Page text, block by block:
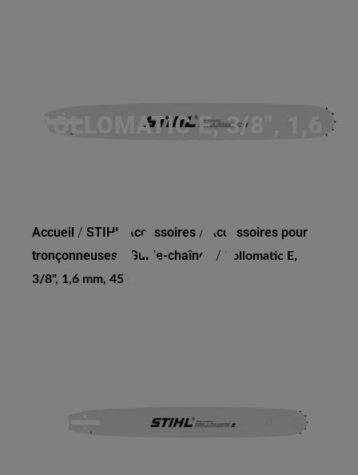
ROLLOMATIC E, 3/8", 1,6
Accueil / STIHL Accessoires /
Accessoires pour
tronçonneuses
Guide-chaînes / Rollomatic E,
3/8", 1,6 mm, 45 cm